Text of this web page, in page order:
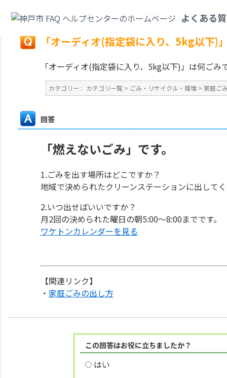
よくある
戻る
「オーディオ(指定袋に入り、5kg以下)
「オーディオ(指定袋に入り、5kg以下)」は何ご
カテゴリー : カテゴリ一覧 > ごみ・リサイクル・環境 > 家庭ご
回答
「燃えないごみ」です。
1.ごみを出す場所はどこですか？
地域で決められたクリーンステーションに出して
2.いつ出せばいいですか？
月2回の決められた曜日の朝5:00～8:00までです。
ワケトンカレンダーを見る
【関連リンク】
・ 家庭ごみの出し方
この回答はお役に立ちましたか？
はい